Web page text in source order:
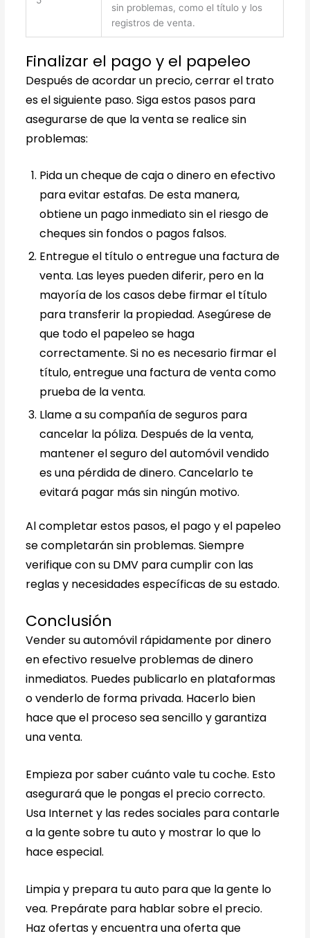
sin problemas, como el título y los
registros de venta.
Finalizar el pago y el papeleo
Después de acordar un precio, cerrar el trato
es el siguiente paso. Siga estos pasos para
asegurarse de que la venta se realice sin
problemas:
Pida un cheque de caja o dinero en efectivo
para evitar estafas. De esta manera,
obtiene un pago inmediato sin el riesgo de
cheques sin fondos o pagos falsos.
Entregue el título o entregue una factura de
venta. Las leyes pueden diferir, pero en la
mayoría de los casos debe firmar el título
para transferir la propiedad. Asegúrese de
que todo el papeleo se haga
correctamente. Si no es necesario firmar el
título, entregue una factura de venta como
prueba de la venta.
Llame a su compañía de seguros para
cancelar la póliza. Después de la venta,
mantener el seguro del automóvil vendido
es una pérdida de dinero. Cancelarlo te
evitará pagar más sin ningún motivo.
Al completar estos pasos, el pago y el papeleo
se completarán sin problemas. Siempre
verifique con su DMV para cumplir con las
reglas y necesidades específicas de su estado.
Conclusión
Vender su automóvil rápidamente por dinero
en efectivo resuelve problemas de dinero
inmediatos. Puedes publicarlo en plataformas
o venderlo de forma privada. Hacerlo bien
hace que el proceso sea sencillo y garantiza
una venta.
Empieza por saber cuánto vale tu coche. Esto
asegurará que le pongas el precio correcto.
Usa Internet y las redes sociales para contarle
a la gente sobre tu auto y mostrar lo que lo
hace especial.
Limpia y prepara tu auto para que la gente lo
vea. Prepárate para hablar sobre el precio.
Haz ofertas y encuentra una oferta que